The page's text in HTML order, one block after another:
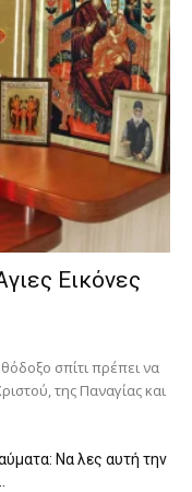
Εικόνες
σπίτι πρέπει να
της Παν­αγίας και
Να λες αυτή την